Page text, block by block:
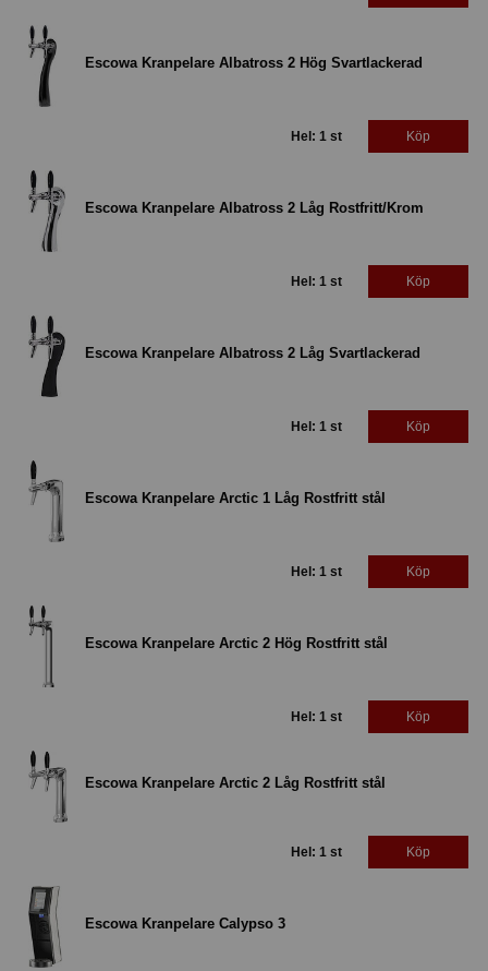
Escowa Kranpelare Albatross 2 Hög Svartlackerad
Hel: 1 st Köp
Escowa Kranpelare Albatross 2 Låg Rostfritt/Krom
Hel: 1 st Köp
Escowa Kranpelare Albatross 2 Låg Svartlackerad
Hel: 1 st Köp
Escowa Kranpelare Arctic 1 Låg Rostfritt stål
Hel: 1 st Köp
Escowa Kranpelare Arctic 2 Hög Rostfritt stål
Hel: 1 st Köp
Escowa Kranpelare Arctic 2 Låg Rostfritt stål
Hel: 1 st Köp
Escowa Kranpelare Calypso 3